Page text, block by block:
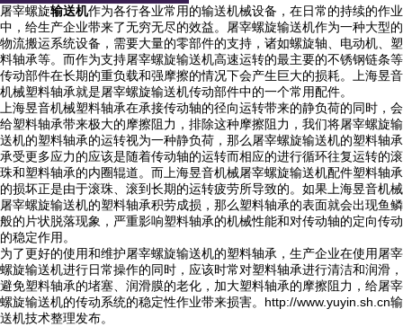
屠宰螺旋输送机作为各行各业常用的输送机械设备，在日常的持续的作业
中，给生产企业带来了无穷无尽的效益。屠宰螺旋输送机作为一种大型的
物流搬运系统设备，需要大量的零部件的支持，诸如螺旋轴、电动机、塑
料轴承等。而作为支持屠宰螺旋输送机高速运转的最主要的不锈钢链条等
传动部件在长期的重负载和强摩擦的情况下会产生巨大的损耗。上海昱音
机械塑料轴承就是屠宰螺旋输送机传动部件中的一个常用配件。
上海昱音机械塑料轴承在承接传动轴的径向运转带来的静负荷的同时，会
给塑料轴承带来极大的摩擦阻力，排除这种摩擦阻力，我们将屠宰螺旋输
送机的塑料轴承的运转视为一种静负荷，那么屠宰螺旋输送机的塑料轴承
承受更多应力的应该是随着传动轴的运转而相应的进行循环往复运转的滚
珠和塑料轴承的内圈辊道。而上海昱音机械屠宰螺旋输送机配件塑料轴承
的损坏正是由于滚珠、滚到长期的运转疲劳所导致的。如果上海昱音机械
屠宰螺旋输送机的塑料轴承积劳成损，那么塑料轴承的表面就会出现鱼鳞
般的片状脱落现象，严重影响塑料轴承的机械性能和对传动轴的定向传动
的稳定作用。
为了更好的使用和维护屠宰螺旋输送机的塑料轴承，生产企业在使用屠宰
螺旋输送机进行日常操作的同时，应该时常对塑料轴承进行清洁和润滑，
避免塑料轴承的堵塞、润滑膜的老化，加大塑料轴承的摩擦阻力，给屠宰
螺旋输送机的传动系统的稳定性作业带来损害。http://www.yuyin.sh.cn输
送机技术整理发布。